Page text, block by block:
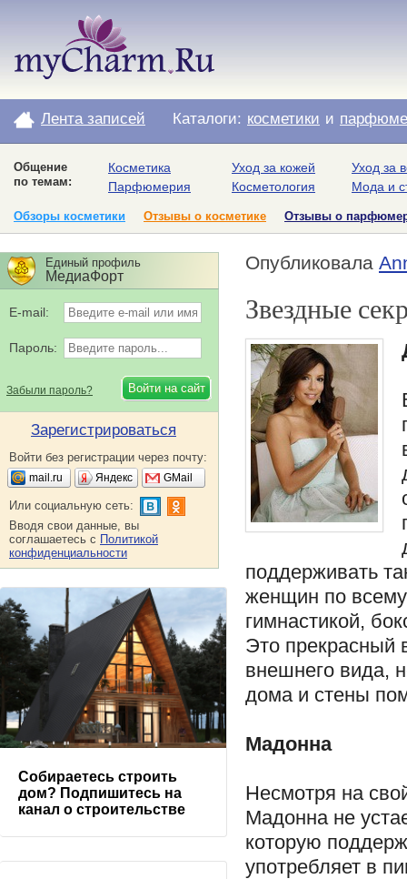
Лента записей Каталоги: косметики и
Общение
по темам:
Косметика
Парфюмерия
Уход за кожей
Косметология
Уход за
Мода и
Обзоры косметики Отзывы о косметике Отзывы о
Опубликовала
Звездные
поддерживать
женщин по всему
гимнастикой,
Это прекрасный
внешнего вида,
дома и стены
Мадонна
Несмотря на
Мадонна не
которую
употребляет в
Единый профиль
МедиаФорт
E-mail:
Пароль:
Забыли пароль?
Зарегистрироваться
Войти без регистрации через почту:
mail.ru Яндекс GMail
Или социальную сеть:
Вводя свои данные, вы
соглашаетесь с Политикой
конфиденциальности
Собираетесь строить
дом? Подпишитесь на
канал о строительстве